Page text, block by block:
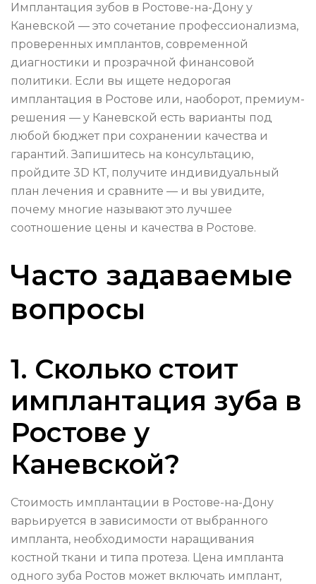
Имплантация зубов в Ростове-на-Дону у
Каневской — это сочетание профессионализма,
проверенных имплантов, современной
диагностики и прозрачной финансовой
политики. Если вы ищете недорогая
имплантация в Ростове или, наоборот, премиум-
решения — у Каневской есть варианты под
любой бюджет при сохранении качества и
гарантий. Запишитесь на консультацию,
пройдите 3D КТ, получите индивидуальный
план лечения и сравните — и вы увидите,
почему многие называют это лучшее
соотношение цены и качества в Ростове.
Часто задаваемые
вопросы
1. Сколько стоит
имплантация зуба в
Ростове у
Каневской?
Стоимость имплантации в Ростове-на-Дону
варьируется в зависимости от выбранного
импланта, необходимости наращивания
костной ткани и типа протеза. Цена импланта
одного зуба Ростов может включать имплант,